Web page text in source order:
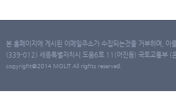
본 홈페이지에 게시된 이메일주소가 수집되는것을 거부하며,
(339-012) 세종특별자치시 도움6로 11(어진동) 국토교통
copyright@2014 MOLIT All rights reserved.